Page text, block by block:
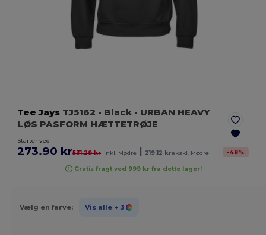
Tee Jays TJ5162 - Black - URBAN HEAVY
LØS PASFORM HÆTTETRØJE
Starter ved
273.90 kr531.29 kr inkl. Mødre 219.12 krekskl. Mødre -48%
Gratis fragt ved 999 kr fra dette lager!
Vælg en farve: Vis alle + 3